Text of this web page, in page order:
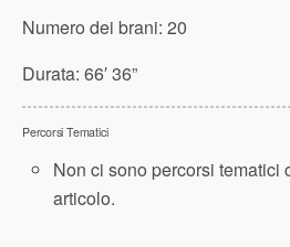
Numero dei brani: 20
Durata: 66′ 36”
Percorsi Tematici
Non ci sono percorsi tematici
articolo.